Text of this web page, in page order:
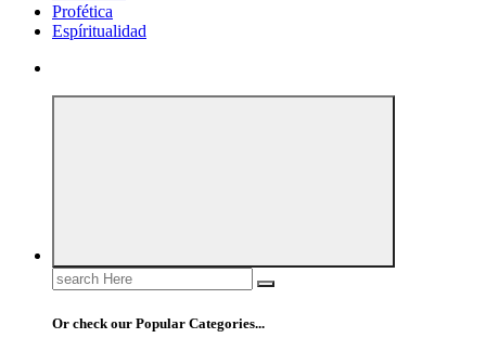
Profética
Espíritualidad
Search
for:
Or check our Popular Categories...